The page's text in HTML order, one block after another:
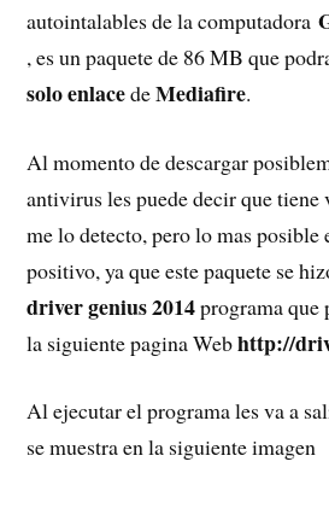
autointalables de la computadora
, es un paquete de 86 MB que
solo enlacedeMediafire.
Al momento de descargar
antivirus les puede decir que
me lo detecto, pero lo mas posible
positivo, ya que este paquete se
driver genius 2014programa que
la siguiente pagina Webhttp://
Al ejecutar el programa les va a
se muestra en la siguiente imagen